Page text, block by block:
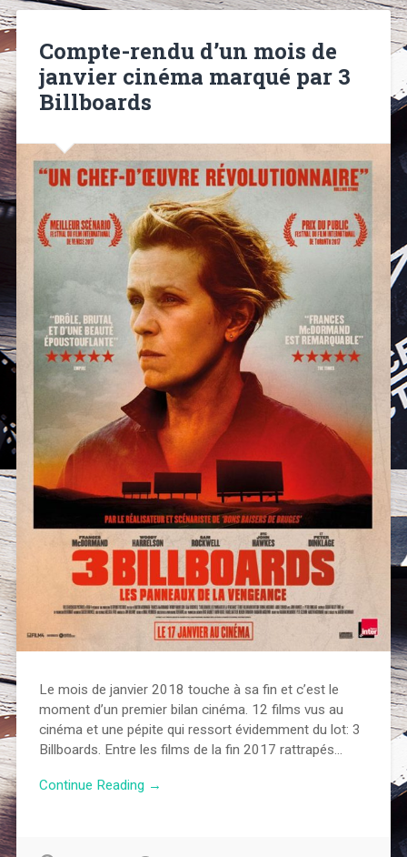
Compte-rendu d’un mois de
janvier cinéma marqué par 3
Billboards
Le mois de janvier 2018 touche à sa fin et c’est le
moment d’un premier bilan cinéma. 12 films vus au
cinéma et une pépite qui ressort évidemment du lot: 3
Billboards. Entre les films de la fin 2017 rattrapés…
Continue Reading →